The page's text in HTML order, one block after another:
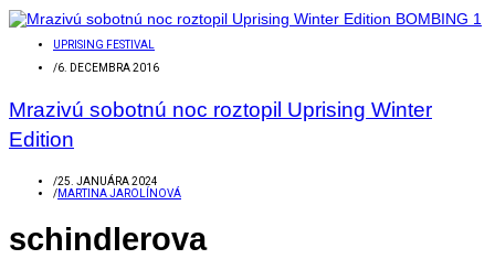
UPRISING FESTIVAL
/6. DECEMBRA 2016
Mrazivú sobotnú noc roztopil Uprising Winter
Edition
/25. JANUÁRA 2024
/MARTINA JAROLÍNOVÁ
schindlerova